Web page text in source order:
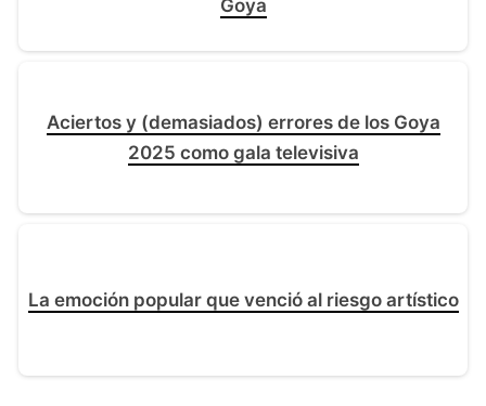
Goya
Aciertos y (demasiados) errores de los Goya
2025 como gala televisiva
La emoción popular que venció al riesgo artístico